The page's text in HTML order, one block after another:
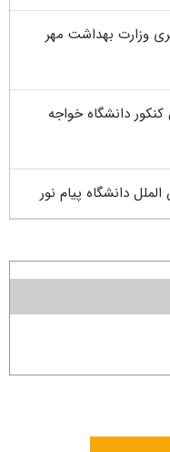
وزارت بهداشت مهر
دانشگاه خواجه
دانشگاه پیام نور